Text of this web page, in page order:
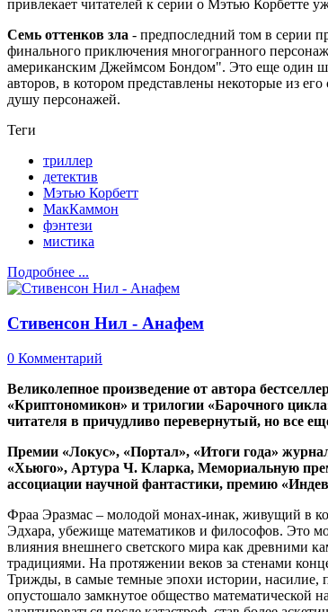
привлекает читателей к серии о Мэтью Корбетте
Семь оттенков зла - предпоследний том в серии
финального приключения многогранного
американским Джеймсом Бондом". Это еще один
авторов, в котором представлены некоторые из
душу персонажей.
Теги
триллер
детектив
Мэтью Корбетт
МакКаммон
фэнтези
мистика
Подробнее ...
Стивенсон Нил - Анафем
0 Комментарий
Великолепное произведение от автора
«Криптономикон» и трилогии «Барочного
читателя в причудливо перевернутый, но все
Премии «Локус», «Портал», «Итоги года»
«Хьюго», Артура Ч. Кларка, Мемориальную
ассоциации научной фантастики, премию
Фраа Эразмас – молодой монах-инак, живущий в
Эдхара, убежище математиков и философов. Это
влияния внешнего светского мира как древними
традициями. На протяжении веков за стенами
Трижды, в самые темные эпохи истории, насилие,
опустошало замкнутое общество математической